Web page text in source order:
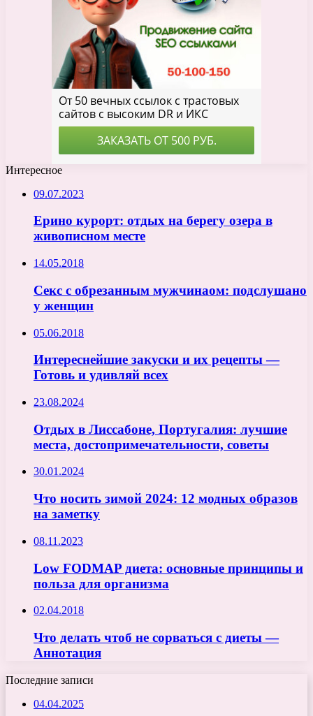
Интересное
09.07.2023
Ерино курорт: отдых на берегу озера в
живописном месте
14.05.2018
Секс с обрезанным мужчинаом: подслушано
у женщин
05.06.2018
Интереснейшие закуски и их рецепты —
Готовь и удивляй всех
23.08.2024
Отдых в Лиссабоне, Португалия: лучшие
места, достопримечательности, советы
30.01.2024
Что носить зимой 2024: 12 модных образов
на заметку
08.11.2023
Low FODMAP диета: основные принципы и
польза для организма
02.04.2018
Что делать чтоб не сорваться с диеты —
Аннотация
Последние записи
04.04.2025